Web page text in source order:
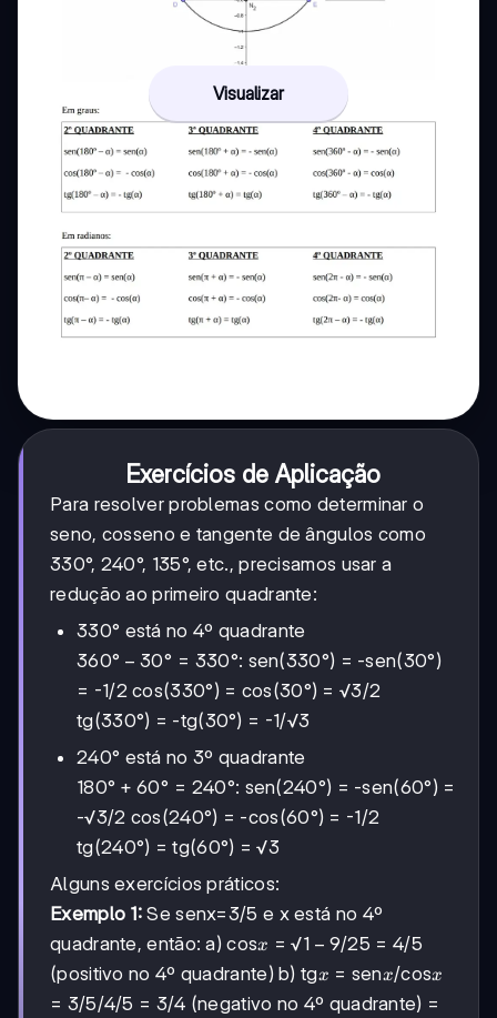
Visualizar
Exercícios de Aplicação
Para resolver problemas como determinar o
seno, cosseno e tangente de ângulos como
330°, 240°, 135°, etc., precisamos usar a
redução ao primeiro quadrante:
330° está no 4º quadrante
360°
30°
=
330°
360° − 30° = 330°: sen(330°) = -sen(30°)
= -1/2 cos(330°) = cos(30°) = √3/2
tg(330°) = -tg(30°) = -1/√3
240° está no 3º quadrante
180°
60°
=
240°
180° + 60° = 240°: sen(240°) = -sen(60°) =
-√3/2 cos(240°) = -cos(60°) = -1/2
tg(240°) = tg(60°) = √3
Alguns exercícios práticos:
Exemplo 1: Se senx=3/5 e x está no 4º
quadrante, então: a) cosx
x = √1-
9/25
1 − 9/25 = 4/5
(positivo no 4º quadrante) b) tgx
x = senx
x/cosx
x
= 3/5
3/5/4/5
4/5 = 3/4 (negativo no 4º quadrante) =